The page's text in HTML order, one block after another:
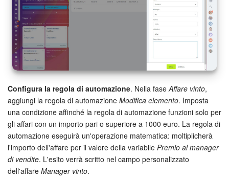
Configura la regola di automazione. Nella faseAffare vinto,
aggiungi la regola di automazione Modifica elemento. Imposta
una condizione affinché la regola di automazione funzioni solo per
gli affari con un importo pari o superiore a 1000 euro. La regola di
automazione eseguirà un'operazione matematica: moltiplicherà
l'importo dell'affare per il valore della variabile Premio al manager
di vendite. L'esito verrà scritto nel campo personalizzato
dell'affare Manager vinto.